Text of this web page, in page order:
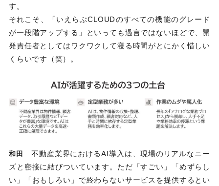
す。
それこそ、「いえらぶCLOUDのすべての機能のグレード
が一段階アップする」といっても過言ではないほどで、開
発責任者としてはワクワクして寝る時間がとにかく惜しい
くらいです（笑）。
和田
不動産業界におけるAI導入は、現場のリアルなニー
ズと密接に結びついています。ただ「すごい」「めずらし
い」「おもしろい」で終わらないサービスを提供するとい